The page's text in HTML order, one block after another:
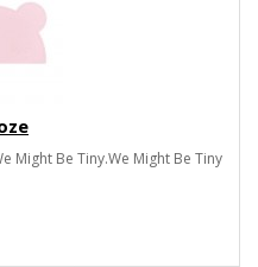
Might Be Tiny.We Might Be Tiny